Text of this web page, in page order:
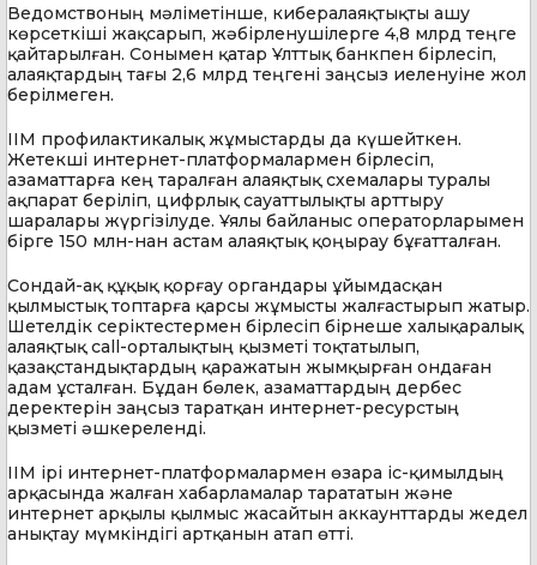
Ведомствоның мәліметінше, кибералаяқтықты ашу
көрсеткіші жақсарып, жәбірленушілерге 4,8 млрд теңге
қайтарылған. Сонымен қатар Ұлттық банкпен бірлесіп,
алаяқтардың тағы 2,6 млрд теңгені заңсыз иеленуіне жол
берілмеген.
ІІМ профилактикалық жұмыстарды да күшейткен.
Жетекші интернет-платформалармен бірлесіп,
азаматтарға кең таралған алаяқтық схемалары туралы
ақпарат беріліп, цифрлық сауаттылықты арттыру
шаралары жүргізілуде. Ұялы байланыс операторларымен
бірге 150 млн-нан астам алаяқтық қоңырау бұғатталған.
Сондай-ақ құқық қорғау органдары ұйымдасқан
қылмыстық топтарға қарсы жұмысты жалғастырып жатыр.
Шетелдік серіктестермен бірлесіп бірнеше халықаралық
алаяқтық call-орталықтың қызметі тоқтатылып,
қазақстандықтардың қаражатын жымқырған ондаған
адам ұсталған. Бұдан бөлек, азаматтардың дербес
деректерін заңсыз таратқан интернет-ресурстың
қызметі әшкереленді.
ІІМ ірі интернет-платформалармен өзара іс-қимылдың
арқасында жалған хабарламалар тарататын және
интернет арқылы қылмыс жасайтын аккаунттарды жедел
анықтау мүмкіндігі артқанын атап өтті.